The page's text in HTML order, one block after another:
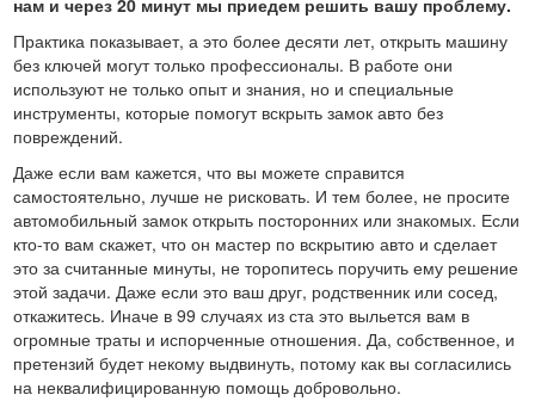
нам и через 20 минут мы приедем решить вашу проблему.
Практика показывает, а это более десяти лет, открыть машину
без ключей могут только профессионалы. В работе они
используют не только опыт и знания, но и специальные
инструменты, которые помогут вскрыть замок авто без
повреждений.
Даже если вам кажется, что вы можете справится
самостоятельно, лучше не рисковать. И тем более, не просите
автомобильный замок открыть посторонних или знакомых. Если
кто-то вам скажет, что он мастер по вскрытию авто и сделает
это за считанные минуты, не торопитесь поручить ему решение
этой задачи. Даже если это ваш друг, родственник или сосед,
откажитесь. Иначе в 99 случаях из ста это выльется вам в
огромные траты и испорченные отношения. Да, собственное, и
претензий будет некому выдвинуть, потому как вы согласились
на неквалифицированную помощь добровольно.